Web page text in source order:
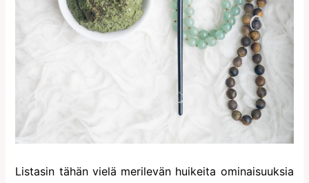
Listasin tähän vielä merilevän huikeita ominaisuuksia